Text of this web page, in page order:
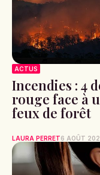
ACTUS
Incendies : 4
rouge face à
feux de forêt
LAURA PERRET6 AOÛT